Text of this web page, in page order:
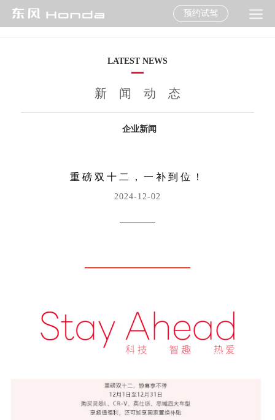
预约试驾
LATEST NEWS
新闻动态
企业新闻
重磅双十二，一补到位！
2024-12-02